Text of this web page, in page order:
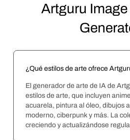
Artguru
¿Qué estilos de arte ofrece
El generador de arte de IA de
estilos de arte, que incluyen
acuarela, pintura al óleo, dibujos
moderno, ciberpunk y más. La
creciendo y actualizándose